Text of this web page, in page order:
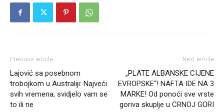
Previous article
Lajović sa posebnom
trobojkom u Australiji: Najveći
svih vremena, svidjelo vam se
to ili ne
Next article
„PLATE ALBANSKE CIJENE
EVROPSKE“! NAFTA IDE NA 3
MARKE! Od ponoći sve vrste
goriva skuplje u CRNOJ GORI